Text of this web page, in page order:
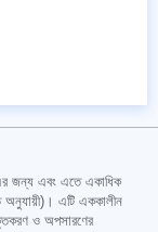
এর জন্য এবং এতে একাধিক
অনুযায়ী)। এটি এককালীন
ও অপসারণের